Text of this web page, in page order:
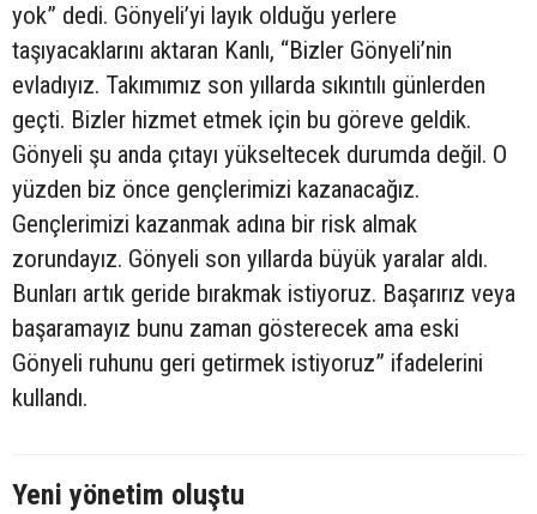
yok” dedi. Gönyeli’yi layık olduğu yerlere
taşıyacaklarını aktaran Kanlı, “Bizler Gönyeli’nin
evladıyız. Takımımız son yıllarda sıkıntılı günlerden
geçti. Bizler hizmet etmek için bu göreve geldik.
Gönyeli şu anda çıtayı yükseltecek durumda değil. O
yüzden biz önce gençlerimizi kazanacağız.
Gençlerimizi kazanmak adına bir risk almak
zorundayız. Gönyeli son yıllarda büyük yaralar aldı.
Bunları artık geride bırakmak istiyoruz. Başarırız veya
başaramayız bunu zaman gösterecek ama eski
Gönyeli ruhunu geri getirmek istiyoruz” ifadelerini
kullandı.
Yeni yönetim oluştu